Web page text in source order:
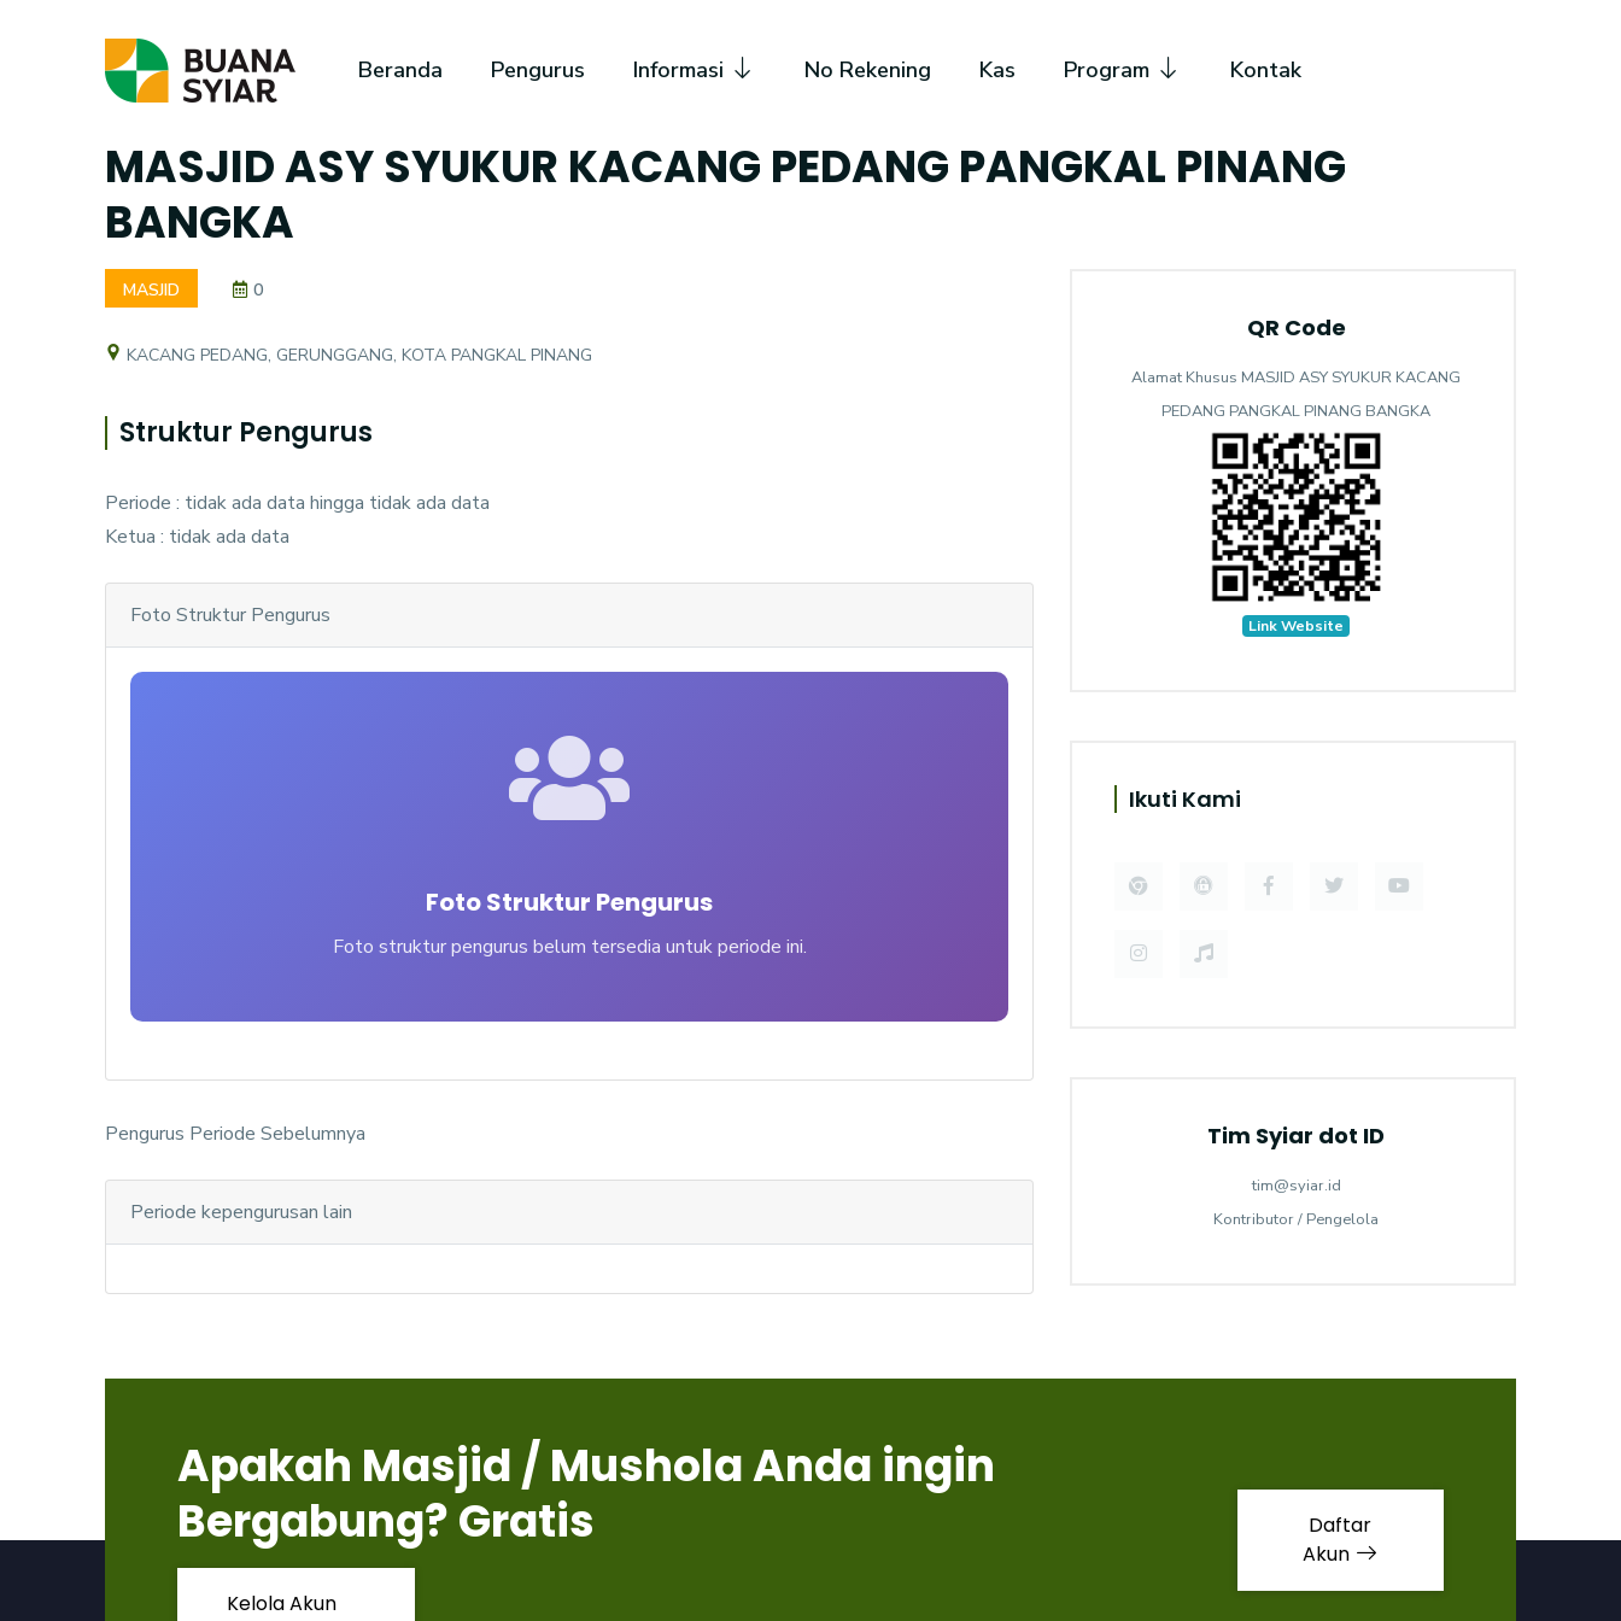
Beranda Pengurus Informasi No Rekening Kas Program Kontak
MASJID ASY SYUKUR KACANG PEDANG PANGKAL PINANG
BANGKA
MASJID 0
KACANG PEDANG, GERUNGGANG, KOTA PANGKAL PINANG
Struktur Pengurus
Periode : tidak ada data hingga tidak ada data
Ketua : tidak ada data
Foto Struktur Pengurus
Foto Struktur Pengurus
Foto struktur pengurus belum tersedia untuk periode ini.
Pengurus Periode Sebelumnya
Periode kepengurusan lain
QR Code
Alamat Khusus MASJID ASY SYUKUR KACANG
PEDANG PANGKAL PINANG BANGKA
Link Website
Ikuti Kami
Tim Syiar dot ID
tim@syiar.id
Kontributor / Pengelola
Apakah Masjid / Mushola Anda ingin
Bergabung? Gratis
Kelola Akun
Daftar
Akun